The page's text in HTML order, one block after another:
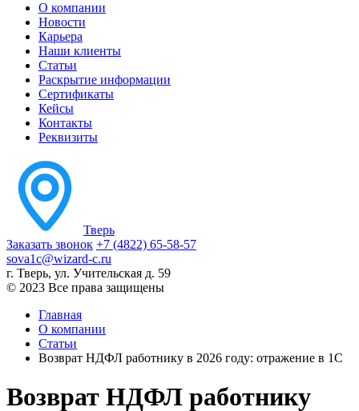
О компании
Новости
Карьера
Наши клиенты
Статьи
Раскрытие информации
Сертификаты
Кейсы
Контакты
Реквизиты
Тверь
Заказать звонок +7 (4822) 65-58-57
sova1c@wizard-c.ru
г. Тверь, ул. Учительская д. 59
© 2023 Все права защищены
Главная
О компании
Статьи
Возврат НДФЛ работнику в 2026 году: отражение в 1С
Возврат НДФЛ работнику